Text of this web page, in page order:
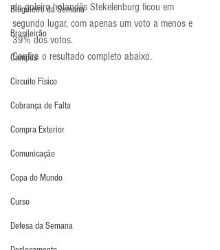
Blogoleiro da Semana
Brasileirão
Campus
Circuito Físico
Cobrança de Falta
Compra Exterior
Comunicação
Copa do Mundo
Curso
Defesa da Semana
do goleiro holandês Stekelenburg ficou em
segundo lugar, com apenas um voto a menos e
39% dos votos.
Confira o resultado completo abaixo.